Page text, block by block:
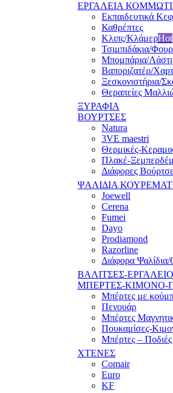
ΕΡΓΑΛΕΙΑ
Εκπαιδευτικά
Καθρέπτες
Κλιπς/ΚλάμερHot
Τσιμπιδάκια/
Μπομπάρια/
Βαποριζατέρ/
Ξεσκονιστήρια/
Θεραπείες
ΞΥΡΑΦΙΑ
ΒΟΥΡΤΣΕΣ
Natura
3VE maestri
Θερμικές-
Πλακέ-
Διάφορες
ΨΑΛΙΔΙΑ
Joewell
Cerena
Fumei
Dayo
Prodiamond
Razorline
Διάφορα
ΒΑΛΙΤΣΕΣ-
ΜΠΕΡΤΕΣ-ΚΙΜΟΝΟ-
Μπέρτες με
Πενουάρ
Μπέρτες
Πουκαμίσες-
Μπέρτες –
ΧΤΕΝΕΣ
Comair
Euro
KF